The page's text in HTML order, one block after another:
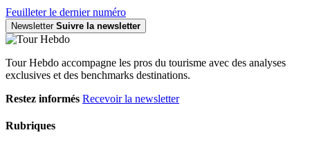
Feuilleter le dernier numéro
Newsletter Suivre la newsletter
Tour Hebdo accompagne les pros du tourisme avec des analyses
exclusives et des benchmarks destinations.
Restez informés Recevoir la newsletter
Rubriques